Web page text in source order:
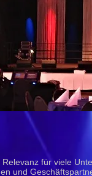
für viele
und